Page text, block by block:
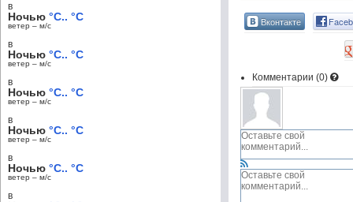
Вконтакте
Комментарии (0)
в
Ночью °C.. °C
ветер – м/c
в
Ночью °C.. °C
ветер – м/c
в
Ночью °C.. °C
ветер – м/c
в
Ночью °C.. °C
ветер – м/c
в
Ночью °C.. °C
ветер – м/c
в